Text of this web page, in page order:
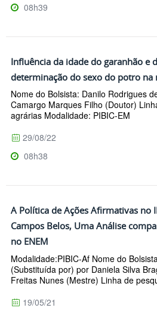
08h39
Influência da idade do garanhão e
determinação do sexo do potro na
Nome do Bolsista: Danilo Rodrigues
Camargo Marques Filho (Doutor)
agrárias Modalidade: PIBIC-EM
29/08/22
08h38
A Política de Ações Afirmativas no
Campos Belos, Uma Análise
no ENEM
Modalidade:PIBIC-Af Nome do
(Substituída por) por Daniela Silva
Freitas Nunes (Mestre) Linha de
19/05/21